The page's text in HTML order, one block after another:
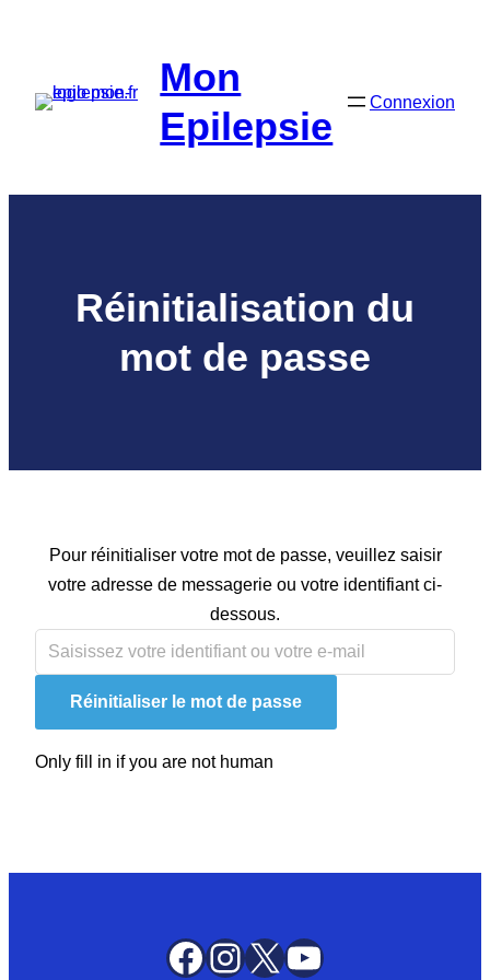
contenu
Mon
Epilepsie
Connexion
Réinitialisation du
mot de passe
Pour réinitialiser votre mot de passe, veuillez saisir
votre adresse de messagerie ou votre identifiant ci-
dessous.
Only fill in if you are not human
Facebook
Instagram
X YouTube